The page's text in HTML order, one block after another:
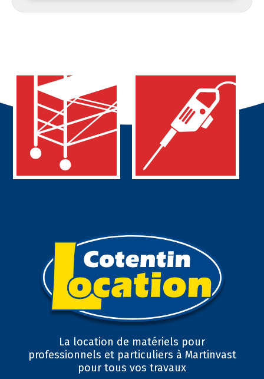
La location de matériels pour
professionnels et particuliers à Martinvast
pour tous vos travaux